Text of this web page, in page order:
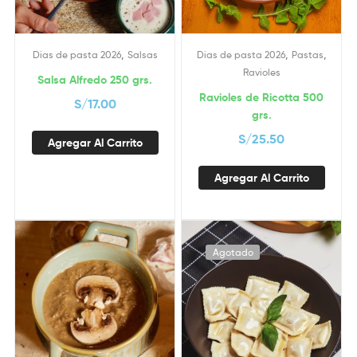
Dias de pasta 2026, Salsas
Salsa Alfredo 250 grs.
S/17.00
Agregar Al Carrito
Dias de pasta 2026, Pastas
Ravioles
Ravioles de Ricotta 500
grs.
S/25.50
Agregar Al Carrito
Agotado